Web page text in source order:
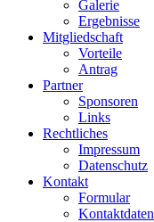
Galerie
Ergebnisse
Mitgliedschaft
Vorteile
Antrag
Partner
Sponsoren
Links
Rechtliches
Impressum
Datenschutz
Kontakt
Formular
Kontaktdaten